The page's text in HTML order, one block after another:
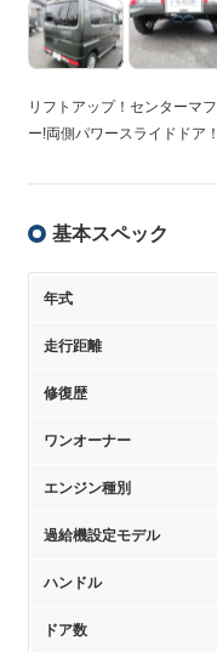
リフトアップ！センターマ
ー!両側パワースライドドア
基本スペック
年式
走行距離
修復歴
ワンオーナー
エンジン種別
過給機設定モデル
ハンドル
ドア数